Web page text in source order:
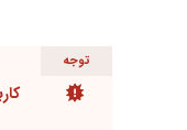
توجه